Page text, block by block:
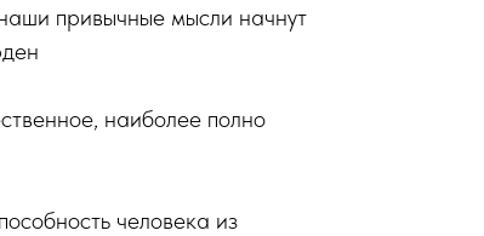
привычные мысли начнут
наиболее полно
человека из